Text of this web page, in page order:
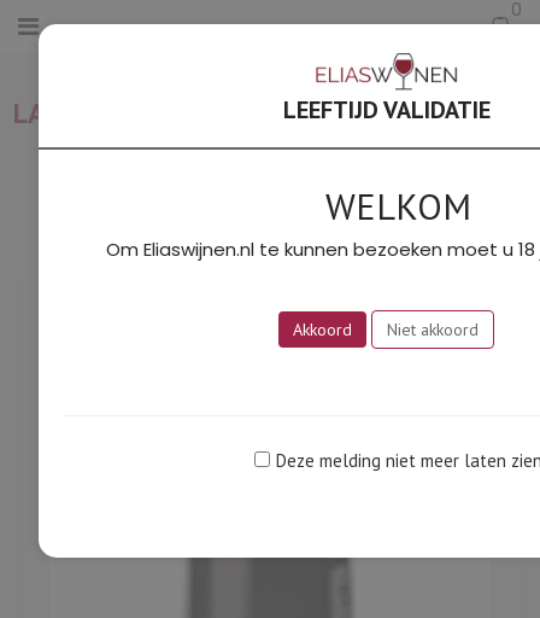
0
/ PETIT HAUT
LAFITTE AOC PESSAC LÉOGNAN (GRAVES)
ROOD 2017
Exclusief
LEEFTIJD VALIDATIE
WELKOM
Om Eliaswijnen.nl te kunnen bezoeken moet u
Akkoord Niet akkoord
Deze melding niet meer laten